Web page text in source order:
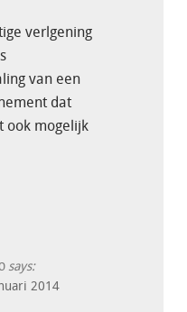
verlgening
van een
dat
ook mogelijk
says:
2014